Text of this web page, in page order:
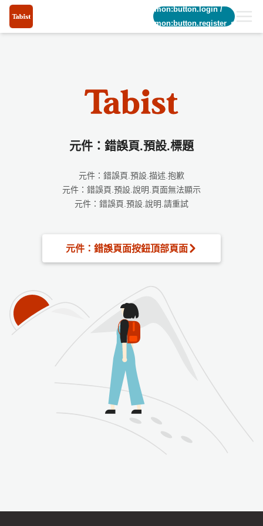
common:button.login/
common:button.register_short
元件：錯誤頁.預設.標題
元件：錯誤頁.預設.描述.抱歉
元件：錯誤頁.預設.說明.頁面無法顯示
元件：錯誤頁.預設.說明.請重試
元件：錯誤頁面按鈕頂部頁面